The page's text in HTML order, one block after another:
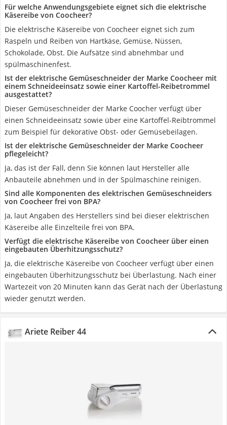
Für welche Anwendungsgebiete eignet sich die elektrische
Käsereibe von Coocheer?
Die elektrische Käsereibe von Coocheer eignet sich zum
Raspeln und Reiben von Hartkäse, Gemüse, Nüssen,
Schokolade, Obst. Die Aufsätze sind abnehmbar und
spülmaschinenfest.
Ist der elektrische Gemüseschneider der Marke Coocheer mit
einem Schneideeinsatz sowie einer Kartoffel-Reibetrommel
ausgestattet?
Dieser Gemüseschneider der Marke Coocher verfügt über
einen Schneideeinsatz sowie über eine Kartoffel-Reibtrommel
zum Beispiel für dekorative Obst- oder Gemüsebeilagen.
Ist der elektrische Gemüseschneider der Marke Coocheer
pflegeleicht?
Ja, das ist der Fall, denn Sie können laut Hersteller alle
Anbauteile abnehmen und in der Spülmaschine reinigen.
Sind alle Komponenten des elektrischen Gemüseschneiders
von Coocheer frei von BPA?
Ja, laut Angaben des Herstellers sind bei dieser elektrischen
Käsereibe alle Einzelteile frei von BPA.
Verfügt die elektrische Käsereibe von Coocheer über einen
eingebauten Überhitzungsschutz?
Ja, die elektrische Käsereibe von Coocheer verfügt über einen
eingebauten Überhitzungsschutz bei Überlastung. Nach einer
Wartezeit von 20 Minuten kann das Gerät nach der Überlastung
wieder genutzt werden.
Ariete Reiber 44